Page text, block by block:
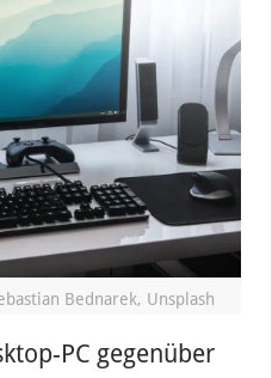
Bednarek, Unsplash
PC gegenüber